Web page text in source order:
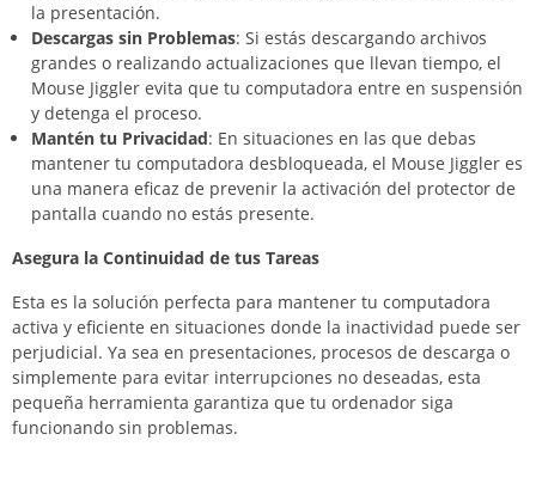
la presentación.
Descargas sin Problemas: Si estás descargando archivos
grandes o realizando actualizaciones que llevan tiempo, el
Mouse Jiggler evita que tu computadora entre en suspensión
y detenga el proceso.
Mantén tu Privacidad: En situaciones en las que debas
mantener tu computadora desbloqueada, el Mouse Jiggler es
una manera eficaz de prevenir la activación del protector de
pantalla cuando no estás presente.
Asegura la Continuidad de tus Tareas
Esta es la solución perfecta para mantener tu computadora
activa y eficiente en situaciones donde la inactividad puede ser
perjudicial. Ya sea en presentaciones, procesos de descarga o
simplemente para evitar interrupciones no deseadas, esta
pequeña herramienta garantiza que tu ordenador siga
funcionando sin problemas.